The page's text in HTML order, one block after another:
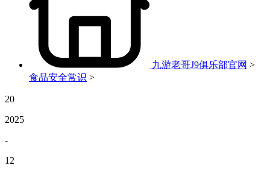
九游老哥J9俱乐部官网 >
食品安全常识 >
20
2025
-
12